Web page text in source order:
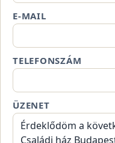
E-MAIL
TELEFONSZÁM
ÜZENET